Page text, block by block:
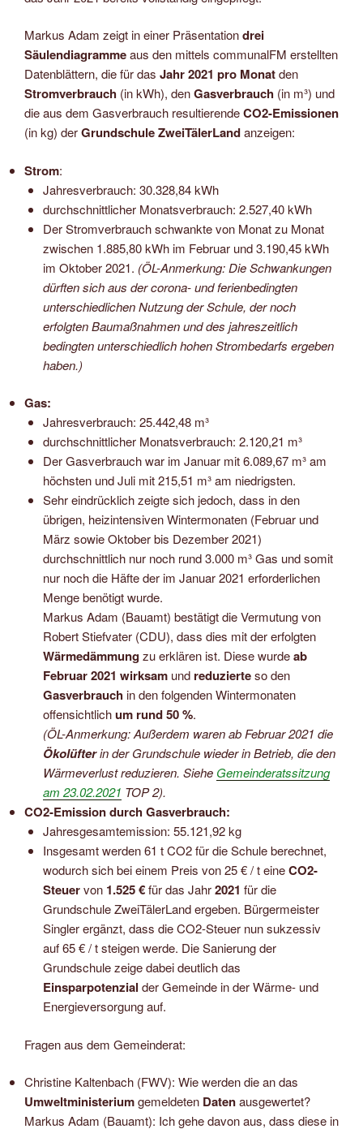
Markus Adam zeigt in einer Präsentationdrei
Säulendiagrammeaus den mittels communalFM erstellten
Datenblättern, die für das Jahr 2021 pro Monatden
Stromverbrauch (in kWh), denGasverbrauch (in m³) und
die aus dem Gasverbrauch resultierendeCO2-Emissionen
(in kg) derGrundschule ZweiTälerLandanzeigen:
Strom:
Jahresverbrauch: 30.328,84 kWh
durchschnittlicher Monatsverbrauch: 2.527,40 kWh
Der Stromverbrauch schwankte von Monat zu Monat
zwischen 1.885,80 kWh im Februar und 3.190,45 kWh
im Oktober 2021. (ÖL-Anmerkung: Die Schwankungen
dürften sich aus der corona- und ferienbedingten
unterschiedlichen Nutzung der Schule, der noch
erfolgten Baumaßnahmen und des jahreszeitlich
bedingten unterschiedlich hohen Strombedarfs ergeben
haben.)
Gas:
Jahresverbrauch: 25.442,48 m³
durchschnittlicher Monatsverbrauch: 2.120,21 m³
Der Gasverbrauch war im Januar mit 6.089,67 m³ am
höchsten und Juli mit 215,51 m³ am niedrigsten.
Sehr eindrücklich zeigte sich jedoch, dass in den
übrigen, heizintensiven Wintermonaten (Februar und
März sowie Oktober bis Dezember 2021)
durchschnittlich nur noch rund 3.000 m³ Gas und somit
nur noch die Häfte der im Januar 2021 erforderlichen
Menge benötigt wurde.
Markus Adam (Bauamt) bestätigt die Vermutung von
Robert Stiefvater (CDU), dass dies mit der erfolgten
Wärmedämmungzu erklären ist. Diese wurdeab
Februar 2021 wirksamund reduzierteso den
Gasverbrauchin den folgenden Wintermonaten
offensichtlichum rund 50 %.
(ÖL-Anmerkung: Außerdem waren ab Februar 2021 die
Ökolüfterin der Grundschule wieder in Betrieb, die den
Wärmeverlust reduzieren. Siehe Gemeinderatssitzung
am 23.02.2021 TOP 2).
CO2-Emission durch Gasverbrauch:
Jahresgesamtemission: 55.121,92 kg
Insgesamt werden 61 t CO2 für die Schule berechnet,
wodurch sich bei einem Preis von 25 € / t eineCO2-
Steuervon 1.525 €für das Jahr2021 für die
Grundschule ZweiTälerLand ergeben. Bürgermeister
Singler ergänzt, dass die CO2-Steuer nun sukzessiv
auf 65 € / t steigen werde. Die Sanierung der
Grundschule zeige dabei deutlich das
Einsparpotenzial der Gemeinde in der Wärme- und
Energieversorgung auf.
Fragen aus dem Gemeinderat:
Christine Kaltenbach (FWV): Wie werden die an das
Umweltministeriumgemeldeten Datenausgewertet?
Markus Adam (Bauamt): Ich gehe davon aus, dass diese in